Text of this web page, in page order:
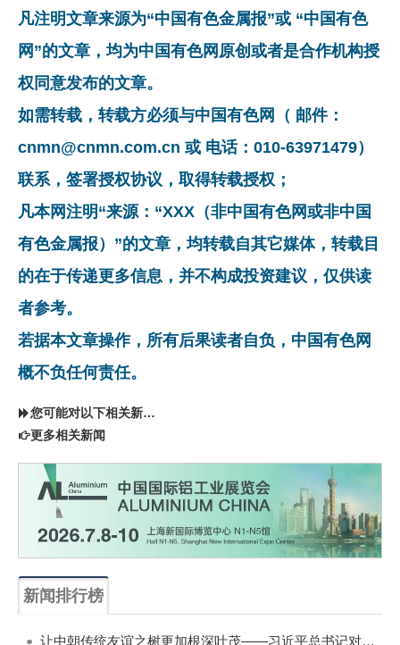
凡注明文章来源为“中国有色金属报”或 “中国有色
网”的文章，均为中国有色网原创或者是合作机构授
权同意发布的文章。
如需转载，转载方必须与中国有色网（ 邮件：
cnmn@cnmn.com.cn 或 电话：010-63971479）
联系，签署授权协议，取得转载授权；
凡本网注明“来源：“XXX（非中国有色网或非中国
有色金属报）”的文章，均转载自其它媒体，转载目
的在于传递更多信息，并不构成投资建议，仅供读
者参考。
若据本文章操作，所有后果读者自负，中国有色网
概不负任何责任。
您可能对以下相关新闻同样感兴趣
更多相关新闻
新闻排行榜
让中朝传统友谊之树更加根深叶茂——习近平总书记对朝鲜进行国事访问纪实